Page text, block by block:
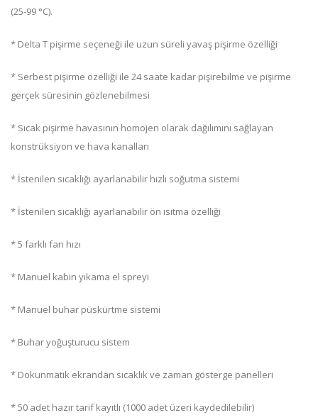
(25-99 °C).
* Delta T pişirme seçeneği ile uzun süreli yavaş pişirme özelliği
* Serbest pişirme özelliği ile 24 saate kadar pişirebilme ve pişirme
gerçek süresinin gözlenebilmesi
* Sıcak pişirme havasının homojen olarak dağılımını sağlayan
konstrüksiyon ve hava kanalları
* İstenilen sıcaklığı ayarlanabilir hızlı soğutma sistemi
* İstenilen sıcaklığı ayarlanabilir ön ısıtma özelliği
* 5 farklı fan hızı
* Manuel kabin yıkama el spreyi
* Manuel buhar püskürtme sistemi
* Buhar yoğuşturucu sistem
* Dokunmatik ekrandan sıcaklık ve zaman gösterge panelleri
* 50 adet hazır tarif kayıtlı (1000 adet üzeri kaydedilebilir)